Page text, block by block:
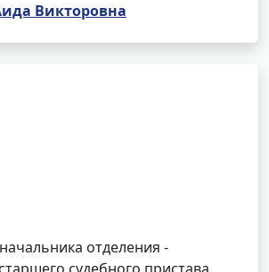
Викторовна
отделения -